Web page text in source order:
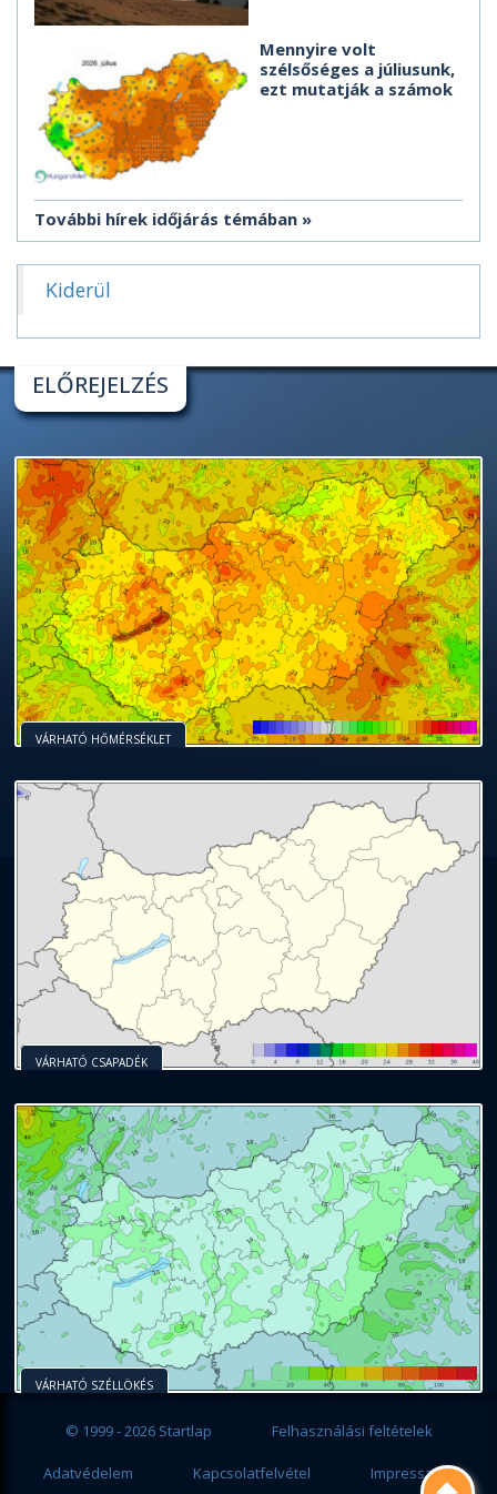
Mennyire volt
szélsőséges a júliusunk,
ezt mutatják a számok
További hírek időjárás témában
Kiderül
ELŐREJELZÉS
VÁRHATÓ HŐMÉRSÉKLET
VÁRHATÓ CSAPADÉK
VÁRHATÓ SZÉLLÖKÉS
© 1999 - 2026 Startlap Felhasználási feltételek
Adatvédelem Kapcsolatfelvétel Impresszum